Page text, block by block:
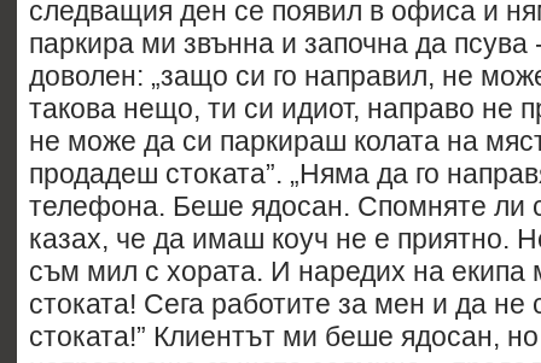
следващия ден се появил в офиса и
паркира ми звънна и започна да
доволен: „защо си го направил, не
такова нещо, ти си идиот, направо не
не може да си паркираш колата на
продадеш стоката”. „Няма да го
телефона. Беше ядосан. Спомняте ли
казах, че да имаш коуч не е приятно.
съм мил с хората. И наредих на екипа
стоката! Сега работите за мен и да не
стоката!” Клиентът ми беше ядосан,